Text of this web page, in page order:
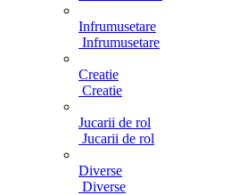
Infrumusetare
Infrumusetare
Creatie
Creatie
Jucarii de rol
Jucarii de rol
Diverse
Diverse